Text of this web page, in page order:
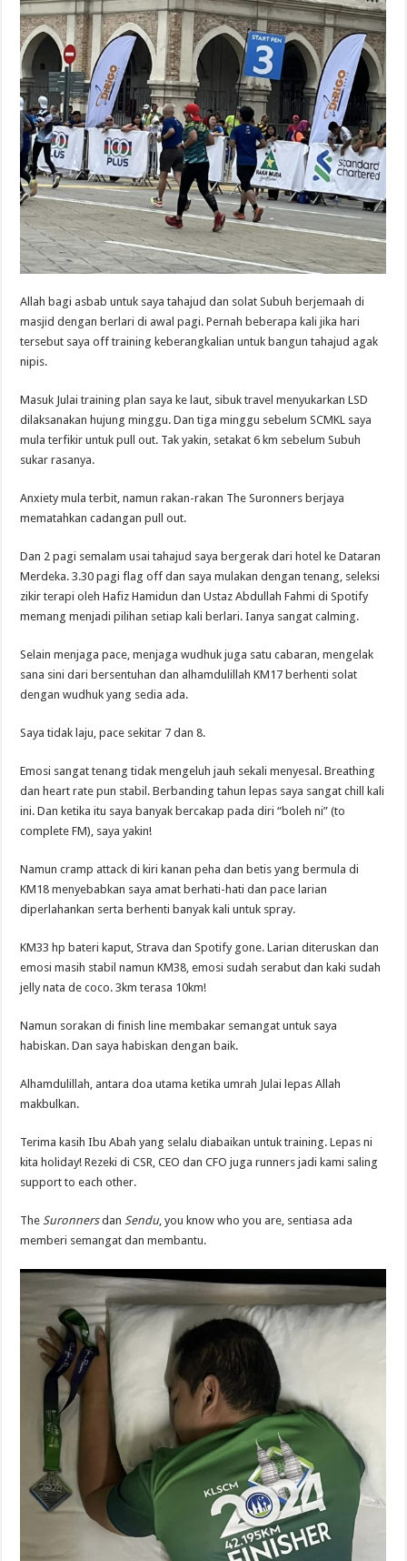
Allah bagi asbab untuk saya tahajud dan solat Subuh berjemaah di
masjid dengan berlari di awal pagi. Pernah beberapa kali jika hari
tersebut saya off training keberangkalian untuk bangun tahajud agak
nipis.
Masuk Julai training plan saya ke laut, sibuk travel menyukarkan LSD
dilaksanakan hujung minggu. Dan tiga minggu sebelum SCMKL saya
mula terfikir untuk pull out. Tak yakin, setakat 6 km sebelum Subuh
sukar rasanya.
Anxiety mula terbit, namun rakan-rakan The Suronners berjaya
mematahkan cadangan pull out.
Dan 2 pagi semalam usai tahajud saya bergerak dari hotel ke Dataran
Merdeka. 3.30 pagi flag off dan saya mulakan dengan tenang, seleksi
zikir terapi oleh Hafiz Hamidun dan Ustaz Abdullah Fahmi di Spotify
memang menjadi pilihan setiap kali berlari. Ianya sangat calming.
Selain menjaga pace, menjaga wudhuk juga satu cabaran, mengelak
sana sini dari bersentuhan dan alhamdulillah KM17 berhenti solat
dengan wudhuk yang sedia ada.
Saya tidak laju, pace sekitar 7 dan 8.
Emosi sangat tenang tidak mengeluh jauh sekali menyesal. Breathing
dan heart rate pun stabil. Berbanding tahun lepas saya sangat chill kali
ini. Dan ketika itu saya banyak bercakap pada diri “boleh ni” (to
complete FM), saya yakin!
Namun cramp attack di kiri kanan peha dan betis yang bermula di
KM18 menyebabkan saya amat berhati-hati dan pace larian
diperlahankan serta berhenti banyak kali untuk spray.
KM33 hp bateri kaput, Strava dan Spotify gone. Larian diteruskan dan
emosi masih stabil namun KM38, emosi sudah serabut dan kaki sudah
jelly nata de coco. 3km terasa 10km!
Namun sorakan di finish line membakar semangat untuk saya
habiskan. Dan saya habiskan dengan baik.
Alhamdulillah, antara doa utama ketika umrah Julai lepas Allah
makbulkan.
Terima kasih Ibu Abah yang selalu diabaikan untuk training. Lepas ni
kita holiday! Rezeki di CSR, CEO dan CFO juga runners jadi kami saling
support to each other.
The Suronnersdan Sendu, you know who you are, sentiasa ada
memberi semangat dan membantu.